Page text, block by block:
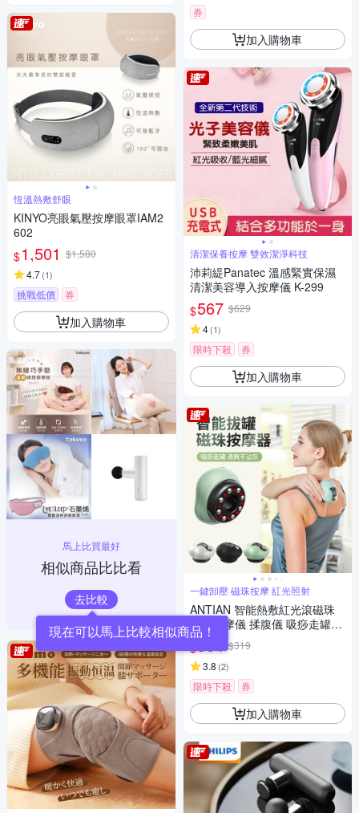
恆溫熱敷舒眼
KINYO亮眼氣壓按摩眼罩IAM2
602
$1,501 $1,580
4.7(1)
挑戰低價 券
加入購物車
馬上比買最好
相似商品比比看
去比較
券
加入購物車
清潔保養按摩 雙效潔淨科技
沛莉緹Panatec 溫感緊實保濕
清潔美容導入按摩儀 K-299
$567 $629
4(1)
限時下殺 券
加入購物車
一鍵卸壓 磁珠按摩 紅光照射
ANTIAN 智能熱敷紅光滾磁珠
拔罐按摩儀 揉腹儀 吸痧走罐通
經活絡按摩器
$304 $319
3.8 (2)
限時下殺 券
加入購物車